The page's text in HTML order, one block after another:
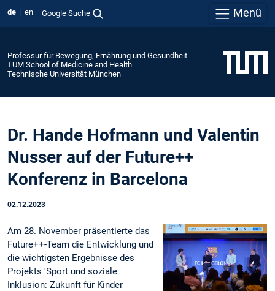
de en Google Suche Menü
Professur für Bewegung, Ernährung und Gesundheit
TUM School of Medicine and Health
Technische Universität München
Dr. Hande Hofmann und Valentin
Nusser auf der Future++
Konferenz in Barcelona
02.12.2023
Am 28. November präsentierte das
Future++-Team die Entwicklung und
die wichtigsten Ergebnisse des
Projekts 'Sport und soziale
Inklusion: Zukunft für Kinder